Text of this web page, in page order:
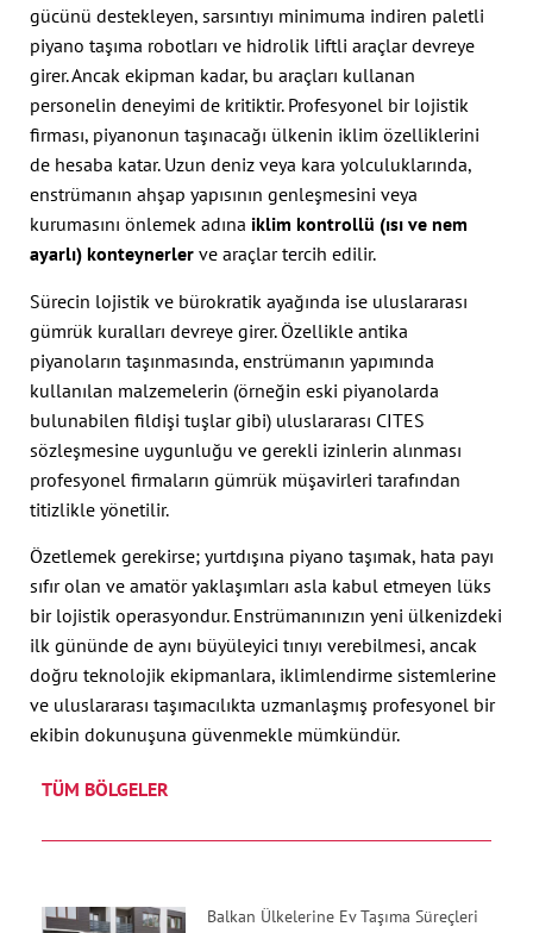
gücünü destekleyen, sarsıntıyı minimuma indiren paletli
piyano taşıma robotları ve hidrolik liftli araçlar devreye
girer. Ancak ekipman kadar, bu araçları kullanan
personelin deneyimi de kritiktir. Profesyonel bir lojistik
firması, piyanonun taşınacağı ülkenin iklim özelliklerini
de hesaba katar. Uzun deniz veya kara yolculuklarında,
enstrümanın ahşap yapısının genleşmesini veya
kurumasını önlemek adına iklim kontrollü (ısı ve nem
ayarlı) konteynerler ve araçlar tercih edilir.
Sürecin lojistik ve bürokratik ayağında ise uluslararası
gümrük kuralları devreye girer. Özellikle antika
piyanoların taşınmasında, enstrümanın yapımında
kullanılan malzemelerin (örneğin eski piyanolarda
bulunabilen fildişi tuşlar gibi) uluslararası CITES
sözleşmesine uygunluğu ve gerekli izinlerin alınması
profesyonel firmaların gümrük müşavirleri tarafından
titizlikle yönetilir.
Özetlemek gerekirse; yurtdışına piyano taşımak, hata payı
sıfır olan ve amatör yaklaşımları asla kabul etmeyen lüks
bir lojistik operasyondur. Enstrümanınızın yeni ülkenizdeki
ilk gününde de aynı büyüleyici tınıyı verebilmesi, ancak
doğru teknolojik ekipmanlara, iklimlendirme sistemlerine
ve uluslararası taşımacılıkta uzmanlaşmış profesyonel bir
ekibin dokunuşuna güvenmekle mümkündür.
TÜM BÖLGELER
Balkan Ülkelerine Ev Taşıma Süreçleri